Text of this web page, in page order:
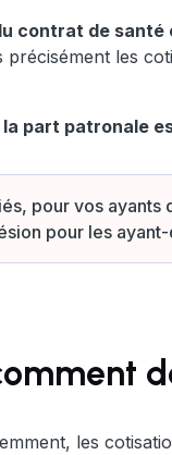
contrat de
les
part patronale
pour vos
pour les
les